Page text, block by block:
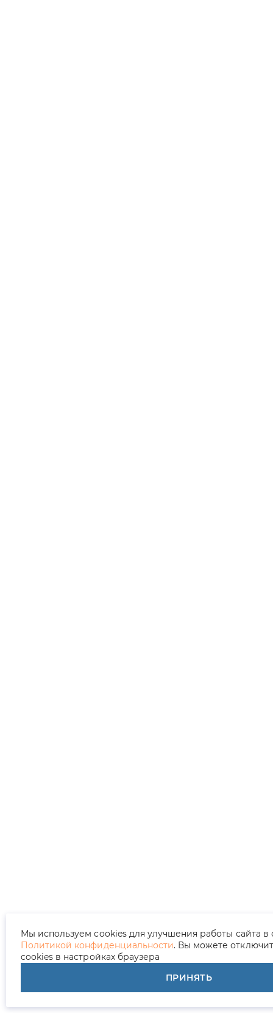
Мы используем cookies для улучшения работы сайта в
Политикой конфиденциальности. Вы можете
cookies в настройках браузера
ПРИНЯТЬ